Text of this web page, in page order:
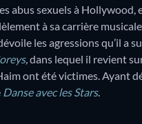
sexuels à Hollywood,
à sa carrière
les agressions qu’il a
,dans lequel il revient
ont été victimes. Ayant
Danse avec les Stars.